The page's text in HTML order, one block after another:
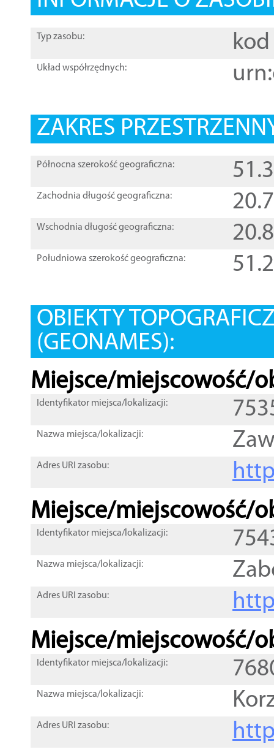
Typ zasobu: kod
Układ współrzędnych:
ZAKRES
Północna szerokość geograficzna:
Zachodnia długość geograficzna:
Wschodnia długość geograficzna:
Południowa szerokość geograficzna:
OBIEKTY
(GEONAMES):
Miejsce/miejscowość/
Identyfikator miejsca/lokalizacji:
Nazwa miejsca/lokalizacji:
Adres URI zasobu:
Miejsce/miejscowość/
Identyfikator miejsca/lokalizacji:
Nazwa miejsca/lokalizacji:
Adres URI zasobu:
Miejsce/miejscowość/
Identyfikator miejsca/lokalizacji:
Nazwa miejsca/lokalizacji:
Adres URI zasobu: